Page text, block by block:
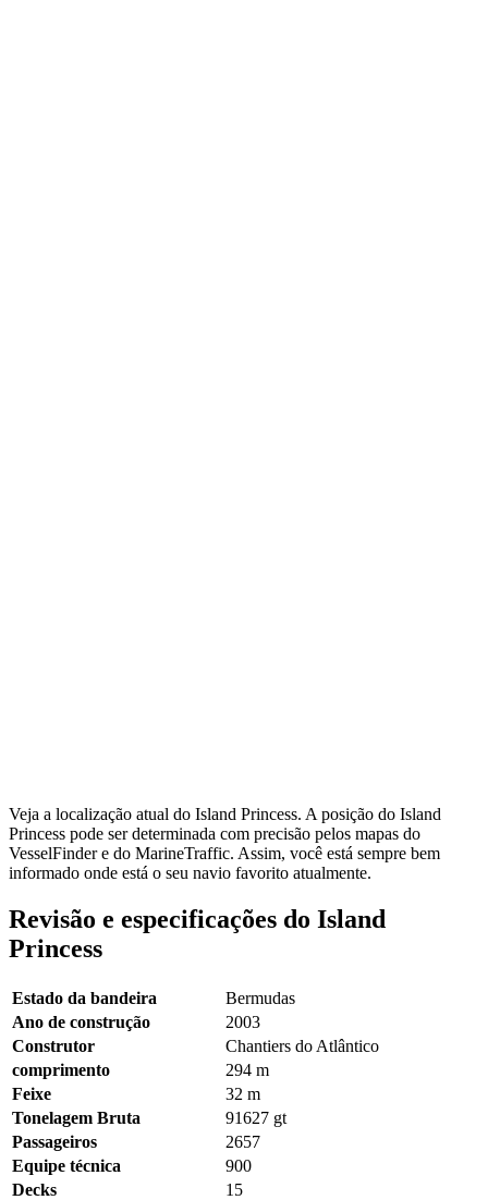
Veja a localização atual do Island Princess. A posição do Island
Princess pode ser determinada com precisão pelos mapas do
VesselFinder e do MarineTraffic. Assim, você está sempre bem
informado onde está o seu navio favorito atualmente.
Revisão e especificações do Island
Princess
Estado da bandeira
Bermudas
Ano de construção
2003
Construtor
Chantiers do Atlântico
comprimento
294 m
Feixe
32 m
Tonelagem Bruta
91627 gt
Passageiros
2657
Equipe técnica
900
Decks
15